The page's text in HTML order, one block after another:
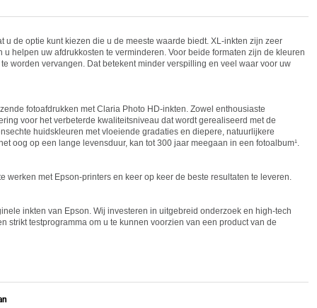
de optie kunt kiezen die u de meeste waarde biedt. XL-inkten zijn zeer
helpen uw afdrukkosten te verminderen. Voor beide formaten zijn de kleuren
worden vervangen. Dat betekent minder verspilling en veel waar voor uw
fotoafdrukken met Claria Photo HD-inkten. Zowel enthousiaste
voor het verbeterde kwaliteitsniveau dat wordt gerealiseerd met de
huidskleuren met vloeiende gradaties en diepere, natuurlijkere
oog op een lange levensduur, kan tot 300 jaar meegaan in een fotoalbum¹.
werken met Epson-printers en keer op keer de beste resultaten te leveren.
inkten van Epson. Wij investeren in uitgebreid onderzoek en high-tech
testprogramma om u te kunnen voorzien van een product van de